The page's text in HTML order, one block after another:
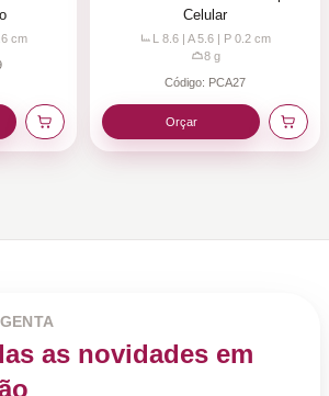
cm
Celular
L 8.6 | A 5.6 | P 0.2 cm
8g
Código: PCA27
Orçar
as novidades em